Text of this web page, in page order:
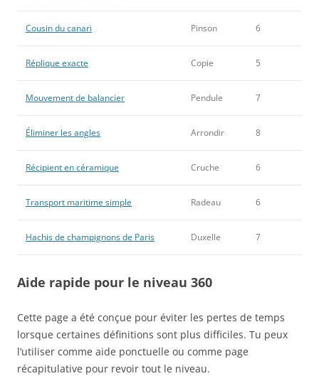
Cousin du canari Pinson 6
Réplique exacte Copie 5
Mouvement de balancier Pendule 7
Éliminer les angles Arrondir 8
Récipient en céramique Cruche 6
Transport maritime simple Radeau 6
Hachis de champignons de Paris Duxelle 7
Aide rapide pour le niveau 360
Cette page a été conçue pour éviter les pertes de temps
lorsque certaines définitions sont plus difficiles. Tu peux
l’utiliser comme aide ponctuelle ou comme page
récapitulative pour revoir tout le niveau.